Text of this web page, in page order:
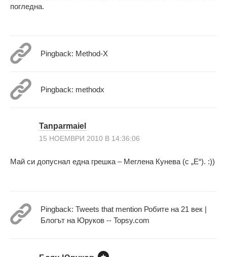
погледна.
Pingback: Method-X
Pingback: methodx
Tanparmaiel
15 НОЕМВРИ 2010 В 14:36:06
Май си допуснал една грешка – Меглена Кунева (с „Е“). :))
Pingback: Tweets that mention Робите на 21 век |
Блогът на Юруков -- Topsy.com